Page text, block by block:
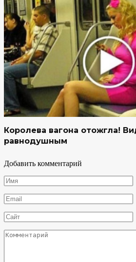
Королева вагона отожгла!
равнодушным
Добавить комментарий
Имя
*
Email
*
Сайт
Комментарий